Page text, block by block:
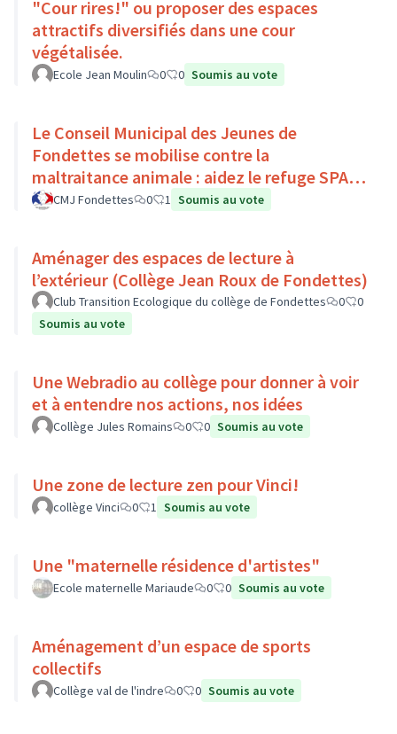
"Cour rires!" ou proposer des espaces
attractifs diversifiés dans une cour
végétalisée.
Ecole Jean Moulin 0 0 Soumis au vote
Le Conseil Municipal des Jeunes de
Fondettes se mobilise contre la
maltraitance animale : aidez le refuge SPA
de Luynes !
CMJ Fondettes 0 1 Soumis au vote
Aménager des espaces de lecture à
l’extérieur (Collège Jean Roux de Fondettes)
Club Transition Ecologique du collège de Fondettes 0
0
Soumis au vote
Une Webradio au collège pour donner à voir
et à entendre nos actions, nos idées
Collège Jules Romains 0 0 Soumis au vote
Une zone de lecture zen pour Vinci!
collège Vinci 0 1 Soumis au vote
Une "maternelle résidence d'artistes"
Ecole maternelle Mariaude 0 0 Soumis au vote
Aménagement d’un espace de sports
collectifs
Collège val de l'indre 0 0 Soumis au vote